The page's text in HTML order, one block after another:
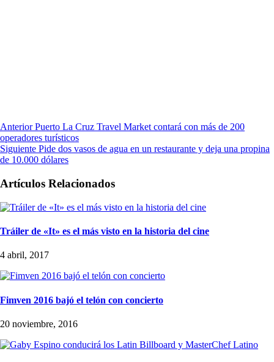
Anterior Puerto La Cruz Travel Market contará con más de 200
operadores turísticos
Siguiente Pide dos vasos de agua en un restaurante y deja una propina
de 10.000 dólares
Artículos Relacionados
Tráiler de «It» es el más visto en la historia del cine
4 abril, 2017
Fimven 2016 bajó el telón con concierto
20 noviembre, 2016